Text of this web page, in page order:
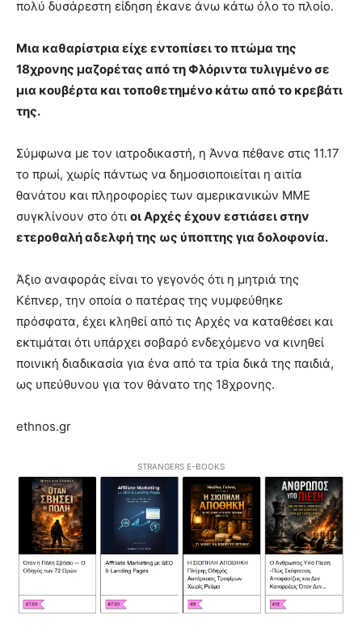
πολύ δυσάρεστη είδηση έκανε άνω κάτω όλο το πλοίο.
Μια καθαρίστρια είχε εντοπίσει το πτώμα της
18χρονης μαζορέτας από τη Φλόριντα τυλιγμένο σε
μια κουβέρτα και τοποθετημένο κάτω από το κρεβάτι
της.
Σύμφωνα με τον ιατροδικαστή, η Άννα πέθανε στις 11.17
το πρωί, χωρίς πάντως να δημοσιοποιείται η αιτία
θανάτου και πληροφορίες των αμερικανικών ΜΜΕ
συγκλίνουν στο ότι οι Αρχές έχουν εστιάσει στην
ετεροθαλή αδελφή της ως ύποπτης για δολοφονία.
Άξιο αναφοράς είναι το γεγονός ότι η μητριά της
Κέπνερ, την οποία ο πατέρας της νυμφεύθηκε
πρόσφατα, έχει κληθεί από τις Αρχές να καταθέσει και
εκτιμάται ότι υπάρχει σοβαρό ενδεχόμενο να κινηθεί
ποινική διαδικασία για ένα από τα τρία δικά της παιδιά,
ως υπεύθυνου για τον θάνατο της 18χρονης.
ethnos.gr
STRANGERS E-BOOKS